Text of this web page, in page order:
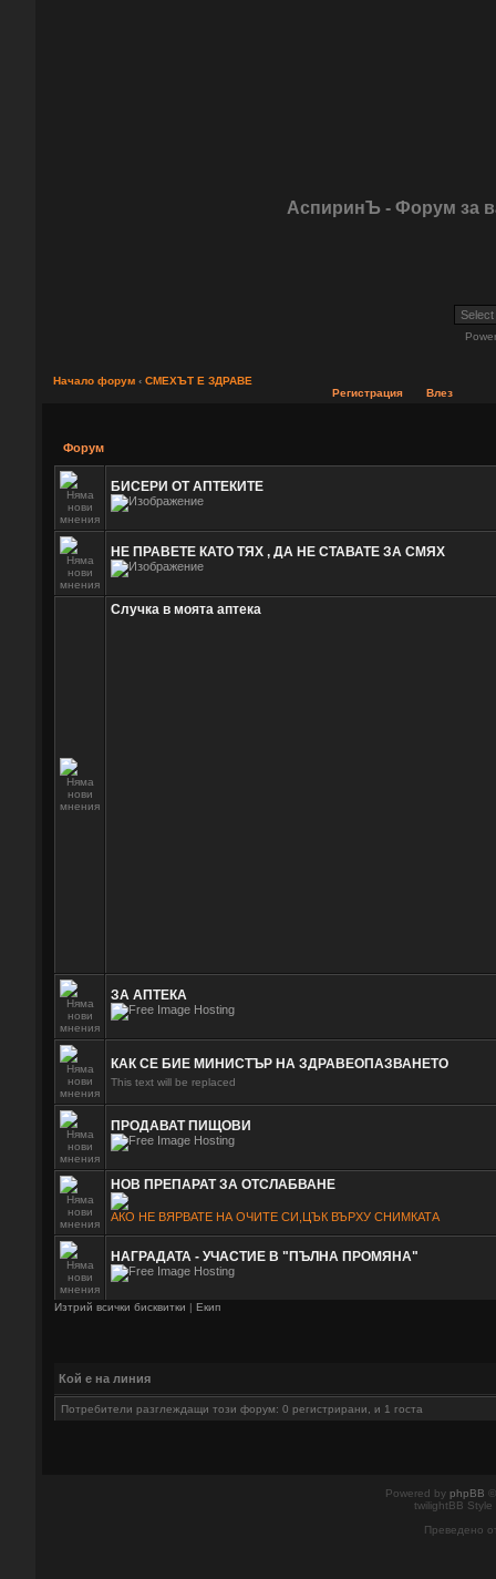
АспиринЪ - Форум за
Начало форум ‹ СМЕХЪТ Е ЗДРАВЕ
Регистрация
Влез
Форум
БИСЕРИ ОТ АПТЕКИТЕ
НЕ ПРАВЕТЕ КАТО ТЯХ , ДА НЕ СТАВАТЕ ЗА СМЯХ
Случка в моята аптека
ЗА АПТЕКА
КАК СЕ БИЕ МИНИСТЪР НА ЗДРАВЕОПАЗВАНЕТО
This text will be replaced
ПРОДАВАТ ПИЩОВИ
НОВ ПРЕПАРАТ ЗА ОТСЛАБВАНЕ
АКО НЕ ВЯРВАТЕ НА ОЧИТЕ СИ,ЦЪК ВЪРХУ СНИМКАТА
НАГРАДАТА - УЧАСТИЕ В "ПЪЛНА ПРОМЯНА"
Изтрий всички бисквитки | Екип
Кой е на линия
Потребители разглеждащи този форум: 0 регистрирани, и 1 госта
Powered by phpBB
twilightBB
Преведено